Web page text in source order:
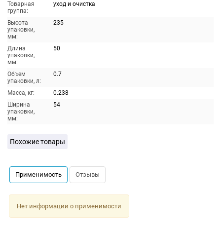
Товарная
группа:
уход и очистка
Высота
упаковки,
мм:
235
Длина
упаковки,
мм:
50
Объем
упаковки, л:
0.7
Масса, кг:
0.238
Ширина
упаковки,
мм:
54
Похожие товары
Применимость Отзывы
Нет информации о применимости